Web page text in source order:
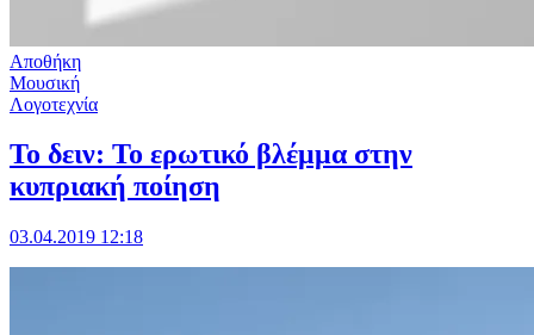
Αποθήκη
Μουσική
Λογοτεχνία
Το δειν: Το ερωτικό βλέμμα στην
κυπριακή ποίηση
03.04.2019 12:18